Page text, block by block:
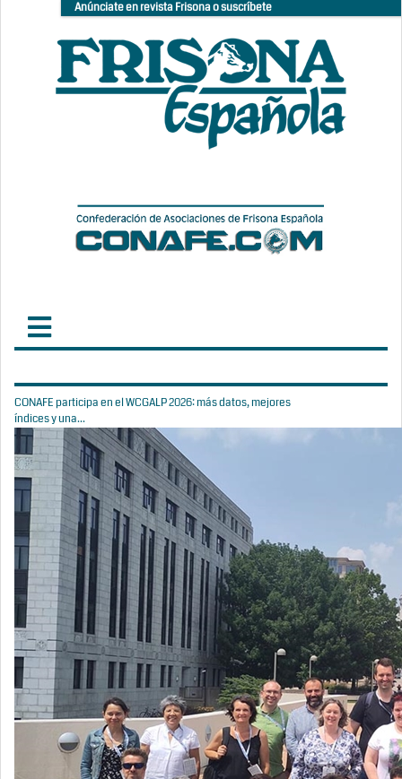
Anúnciate en revista Frisona o suscríbete
CONAFE participa en el WCGALP 2026: más datos, mejores
índices y una...